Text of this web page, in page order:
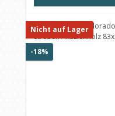
Nicht auf Lager
-18%